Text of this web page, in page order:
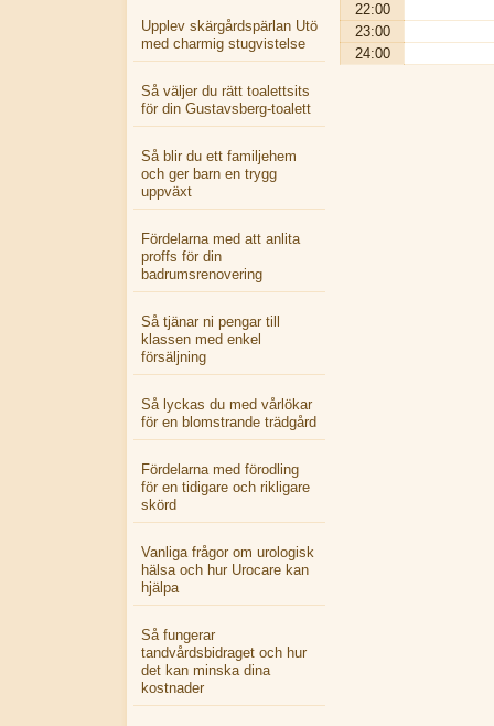
22:00
23:00
24:00
Upplev skärgårdspärlan Utö
med charmig stugvistelse
Så väljer du rätt toalettsits
för din Gustavsberg-toalett
Så blir du ett familjehem
och ger barn en trygg
uppväxt
Fördelarna med att anlita
proffs för din
badrumsrenovering
Så tjänar ni pengar till
klassen med enkel
försäljning
Så lyckas du med vårlökar
för en blomstrande trädgård
Fördelarna med förodling
för en tidigare och rikligare
skörd
Vanliga frågor om urologisk
hälsa och hur Urocare kan
hjälpa
Så fungerar
tandvårdsbidraget och hur
det kan minska dina
kostnader